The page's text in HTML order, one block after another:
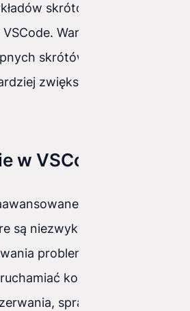
skrótów
Warto zapoznać się
skrótów i nauczyć się
zwiększyć swoją
w VSCode
możliwości
są niezwykle przydatne
problemów w naszym
kod krok po kroku,
sprawdzać wartości